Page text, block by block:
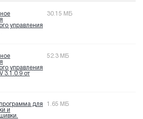
управления
30.15 МБ
управления
3.1.0.9 от
52.3 МБ
для
и
1.65 МБ